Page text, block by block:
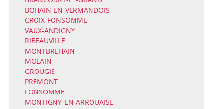
BOHAIN-EN-VERMANDOIS
CROIX-FONSOMME
VAUX-ANDIGNY
RIBEAUVILLE
MONTBREHAIN
MOLAIN
GROUGIS
PREMONT
FONSOMME
MONTIGNY-EN-ARROUAISE